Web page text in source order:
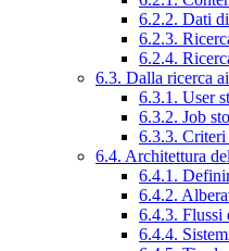
6.2.2. Dati
6.2.3.
6.2.4.
6.3. Dalla ricerca
6.3.1. User
6.3.2. Job
6.3.3. Criteri
6.4. Architettura
6.4.1.
6.4.2.
6.4.3. Flussi
6.4.4.